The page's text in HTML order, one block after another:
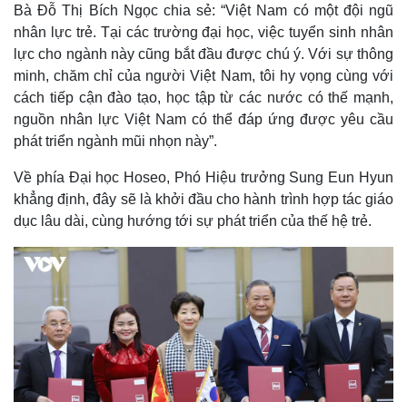
Bà Đỗ Thị Bích Ngọc chia sẻ: “Việt Nam có một đội ngũ
nhân lực trẻ. Tại các trường đại học, việc tuyển sinh nhân
lực cho ngành này cũng bắt đầu được chú ý. Với sự thông
minh, chăm chỉ của người Việt Nam, tôi hy vọng cùng với
cách tiếp cận đào tạo, học tập từ các nước có thế mạnh,
nguồn nhân lực Việt Nam có thể đáp ứng được yêu cầu
phát triển ngành mũi nhọn này”.
Về phía Đại học Hoseo, Phó Hiệu trưởng Sung Eun Hyun
khẳng định, đây sẽ là khởi đầu cho hành trình hợp tác giáo
dục lâu dài, cùng hướng tới sự phát triển của thế hệ trẻ.